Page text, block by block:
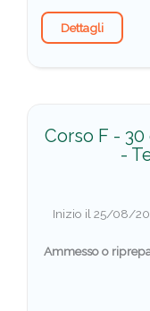
Dettagli
Corso F -
-
Inizio il 25/08/
Ammesso o